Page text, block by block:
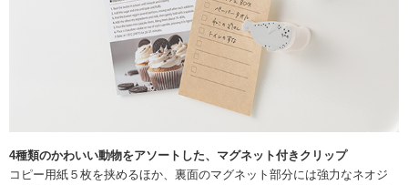
4種類のかわいい動物をアソートした、マグネット付きクリップ
コピー用紙５枚を挟めるほか、裏面のマグネット部分には強力なネオジ